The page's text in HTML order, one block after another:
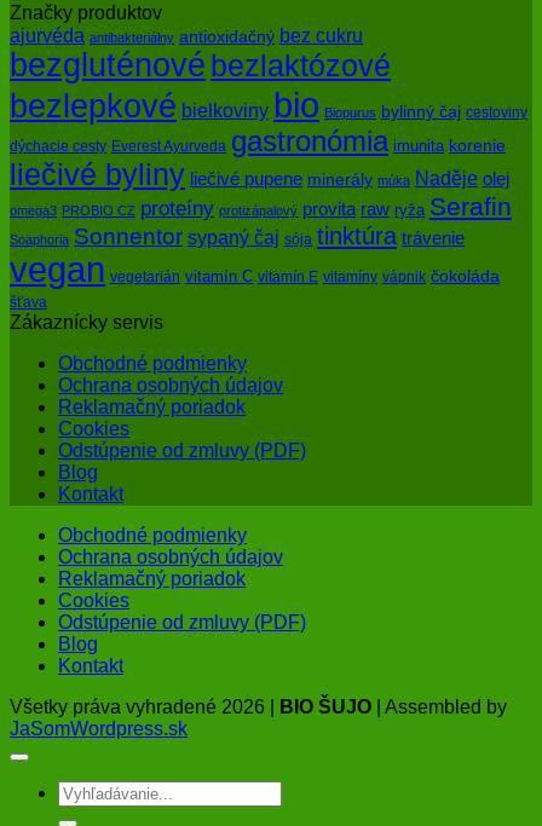
ovplyvňujú
zdravie
Značky produktov
ajurvéda antibakteriálny antioxidačný bez cukru
bezgluténové bezlaktózové
bezlepkové bielkoviny bio Biopurus bylinný čaj cestoviny
dýchacie cesty Everest Ayurveda gastronómia imunita korenie
liečivé byliny liečivé pupene minerály múka Naděje olej
omega3 PROBIO CZ proteíny protizápalový provita raw ryža Serafin
Soaphoria Sonnentor sypaný čaj sója tinktúra trávenie
vegan vegetarián vitamín C vitamín E vitamíny vápnik čokoláda
šťava
Zákaznícky servis
Obchodné podmienky
Ochrana osobných údajov
Reklamačný poriadok
Cookies
Odstúpenie od zmluvy (PDF)
Blog
Kontakt
Obchodné podmienky
Ochrana osobných údajov
Reklamačný poriadok
Cookies
Odstúpenie od zmluvy (PDF)
Blog
Kontakt
Všetky práva vyhradené 2026 |
BIO ŠUJO | Assembled by
JaSomWordpress.sk
Hľadať: